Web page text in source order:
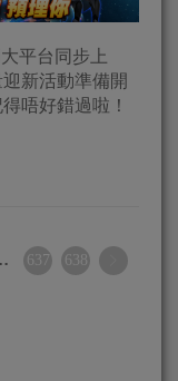
平台同步上
新活動準備開
唔好錯過啦！
637 638